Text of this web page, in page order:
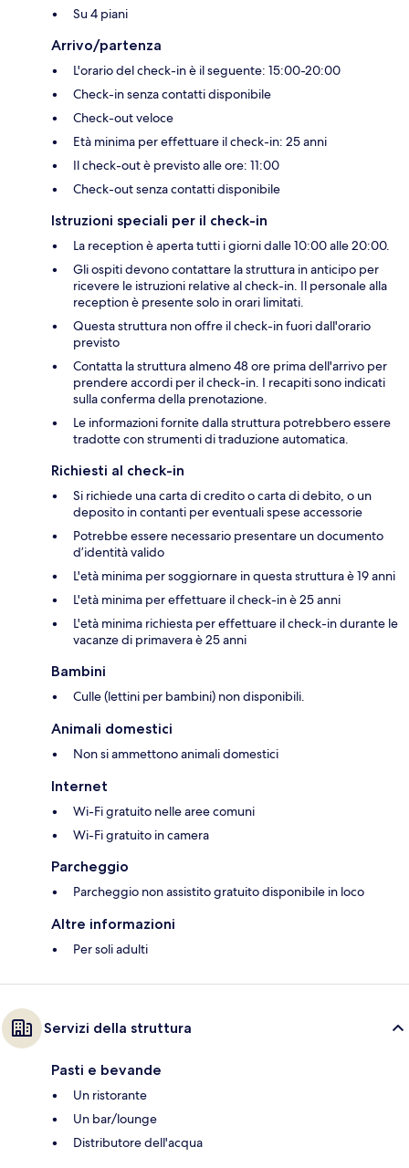
Su 4 piani
Arrivo/partenza
L'orario del check-in è il seguente: 15:00-20:00
Check-in senza contatti disponibile
Check-out veloce
Età minima per effettuare il check-in: 25 anni
Il check-out è previsto alle ore: 11:00
Check-out senza contatti disponibile
Istruzioni speciali per il check-in
La reception è aperta tutti i giorni dalle 10:00 alle 20:00.
Gli ospiti devono contattare la struttura in anticipo per
ricevere le istruzioni relative al check-in. Il personale alla
reception è presente solo in orari limitati.
Questa struttura non offre il check-in fuori dall'orario
previsto
Contatta la struttura almeno 48 ore prima dell'arrivo per
prendere accordi per il check-in. I recapiti sono indicati
sulla conferma della prenotazione.
Le informazioni fornite dalla struttura potrebbero essere
tradotte con strumenti di traduzione automatica.
Richiesti al check-in
Si richiede una carta di credito o carta di debito, o un
deposito in contanti per eventuali spese accessorie
Potrebbe essere necessario presentare un documento
d’identità valido
L'età minima per soggiornare in questa struttura è 19 anni
L'età minima per effettuare il check-in è 25 anni
L'età minima richiesta per effettuare il check-in durante le
vacanze di primavera è 25 anni
Bambini
Culle (lettini per bambini) non disponibili.
Animali domestici
Non si ammettono animali domestici
Internet
Wi-Fi gratuito nelle aree comuni
Wi-Fi gratuito in camera
Parcheggio
Parcheggio non assistito gratuito disponibile in loco
Altre informazioni
Per soli adulti
Servizi della struttura
Pasti e bevande
Un ristorante
Un bar/lounge
Distributore dell'acqua